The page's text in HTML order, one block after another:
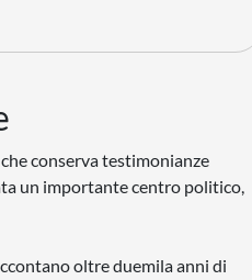
conserva testimonianze
un importante centro politico,
oltre duemila anni di